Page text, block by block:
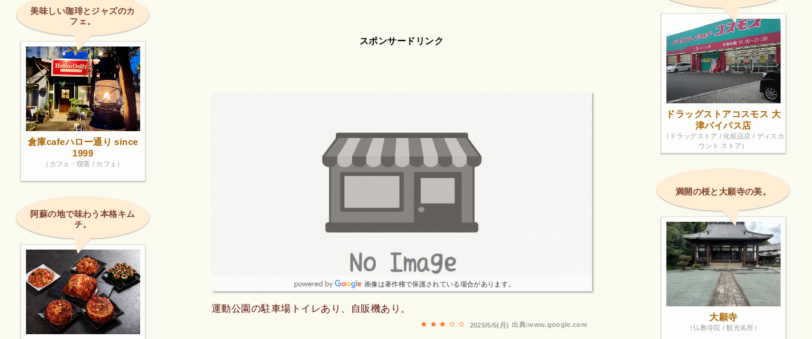
スポンサードリンク
画像は著作権で保護されている場合があります。
運動公園の駐車場トイレあり、自販機あり。
出典:www.google.com
2025/5/5(月)
美味しい珈琲とジャズのカ
フェ。
倉庫cafeハロー通り since
1999
（カフェ・喫茶 / カフェ）
阿蘇の地で味わう本格キム
チ。
ドラッグストアコスモス 大
津バイパス店
（ドラッグストア / 化粧品店 / ディスカ
ウント ストア）
満開の桜と大願寺の美。
大願寺
（仏教寺院 / 観光名所）